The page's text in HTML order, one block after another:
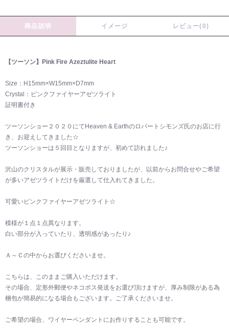
商品説明 イメージ レビュー(0)
【ツーソン】Pink Fire Azeztulite Heart
Size：H15mm×W15mm×D7mm
Crystal：ピンクファイヤーアゼツライト
証明書付き
ツーソンショー２０２０にてHeaven & Earthのロバートシモンズ氏のお店に行
き、お迎えしてきました☆
ツーソンショーは５回目となりますが、初めて訪れました♪
沢山のクリスタルが展示・販売しておりましたが、以前からお問合せやご希望
が多いアゼツライトだけを厳選して仕入れてきました。
可愛いピンクファイヤーアゼツライト☆
模様が１点１点異なります。
白い部分が入っていたり、透明感があったり♪
Ａ～Ｃの中からお選びくださいませ。
こちらは、このままご購入いただけます。
その場合、定形外郵便やネコポス発送をお選び頂けますが、厚み制限がある為
梱包が簡易的になる場合もございます。ご了承くださいませ。
ご希望の場合、ワイヤーペンダントにお作りすることも可能です。